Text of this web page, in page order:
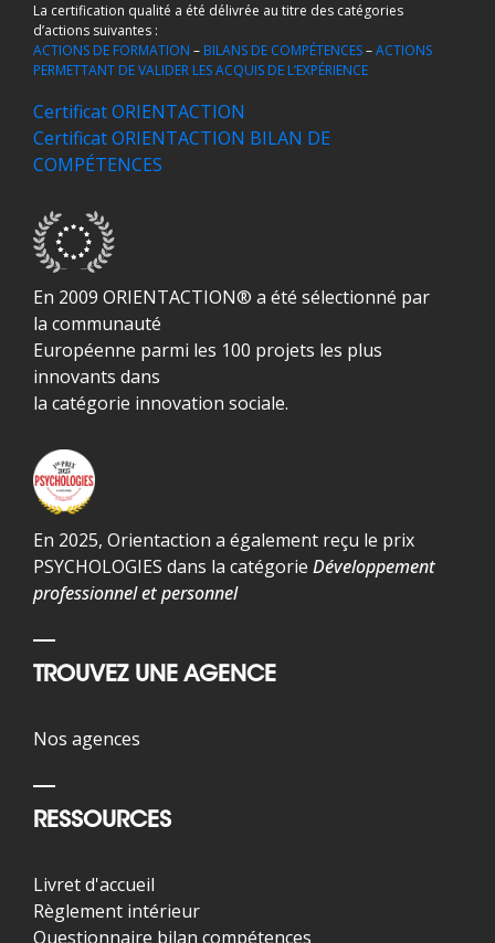
La certification qualité a été délivrée au titre des catégories
d’actions suivantes :
ACTIONS DE FORMATION – BILANS DE COMPÉTENCES–ACTIONS
PERMETTANT DE VALIDER LES ACQUIS DE L’EXPÉRIENCE
Certificat ORIENTACTION
Certificat ORIENTACTION BILAN DE
COMPÉTENCES
En 2009 ORIENTACTION® a été sélectionné par
la communauté
Européenne parmi les 100 projets les plus
innovants dans
la catégorie innovation sociale.
En 2025, Orientaction a également reçu le prix
PSYCHOLOGIES dans la catégorie Développement
professionnel et personnel
TROUVEZ UNE AGENCE
Nos agences
RESSOURCES
Livret d'accueil
Règlement intérieur
Questionnaire bilan compétences